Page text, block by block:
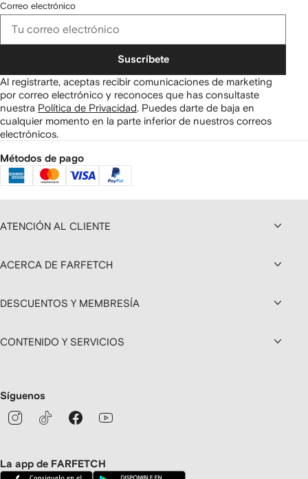
Correo electrónico
Suscríbete
Al registrarte, aceptas recibir comunicaciones de marketing
por correo electrónico y reconoces que has consultaste
nuestra Política de Privacidad Puedes darte de baja en
cualquier momento en la parte inferior de nuestros correos
electrónicos.
Métodos de pago
ATENCIÓN AL CLIENTE
ACERCA DE FARFETCH
DESCUENTOS Y MEMBRESÍA
CONTENIDO Y SERVICIOS
Síguenos
La app de FARFETCH